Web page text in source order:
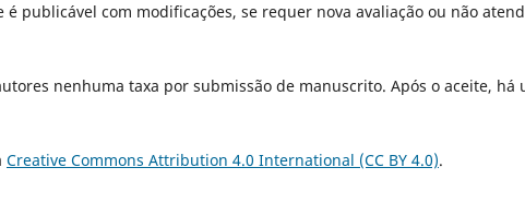
publicável com modificações, se requer nova avaliação ou não
nenhuma taxa por submissão de manuscrito. Após o aceite, há
Creative Commons Attribution 4.0 International (CC BY 4.0).